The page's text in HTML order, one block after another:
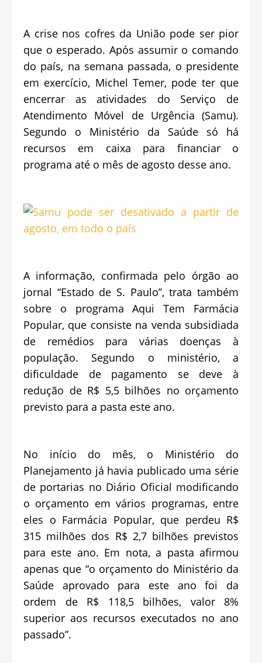
A crise nos cofres da União pode ser pior
que o esperado. Após assumir o comando
do país, na semana passada, o presidente
em exercício, Michel Temer, pode ter que
encerrar as atividades do Serviço de
Atendimento Móvel de Urgência (Samu).
Segundo o Ministério da Saúde só há
recursos em caixa para financiar o
programa até o mês de agosto desse ano.
A informação, confirmada pelo órgão ao
jornal “Estado de S. Paulo’’, trata também
sobre o programa Aqui Tem Farmácia
Popular, que consiste na venda subsidiada
de remédios para várias doenças à
população. Segundo o ministério, a
dificuldade de pagamento se deve à
redução de R$ 5,5 bilhões no orçamento
previsto para a pasta este ano.
No início do mês, o Ministério do
Planejamento já havia publicado uma série
de portarias no Diário Oficial modificando
o orçamento em vários programas, entre
eles o Farmácia Popular, que perdeu R$
315 milhões dos R$ 2,7 bilhões previstos
para este ano. Em nota, a pasta afirmou
apenas que “o orçamento do Ministério da
Saúde aprovado para este ano foi da
ordem de R$ 118,5 bilhões, valor 8%
superior aos recursos executados no ano
passado”.